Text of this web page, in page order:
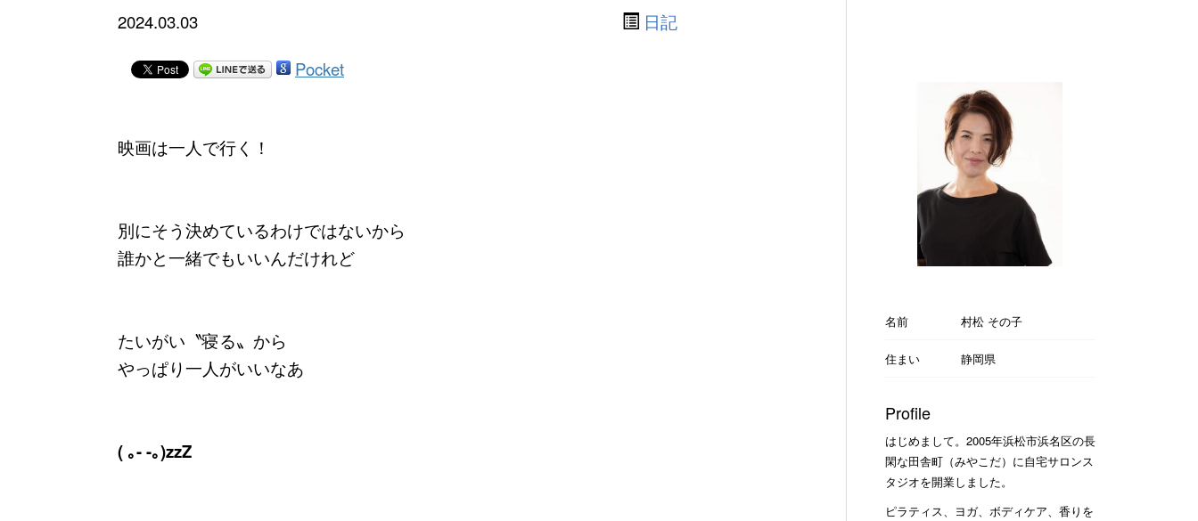
2024.03.03 日記
Pocket
映画は一人で行く！
別にそう決めているわけではないから
誰かと一緒でもいいんだけれど
たいがい〝寝る〟から
やっぱり一人がいいなあ
( ｡- -｡)zzZ
名前 村松 その子
住まい 静岡県
Profile
はじめまして。2005年浜松市浜名区の長
閑な田舎町（みやこだ）に自宅サロンス
タジオを開業しました。
ピラティス、ヨガ、ボディケア、香りを